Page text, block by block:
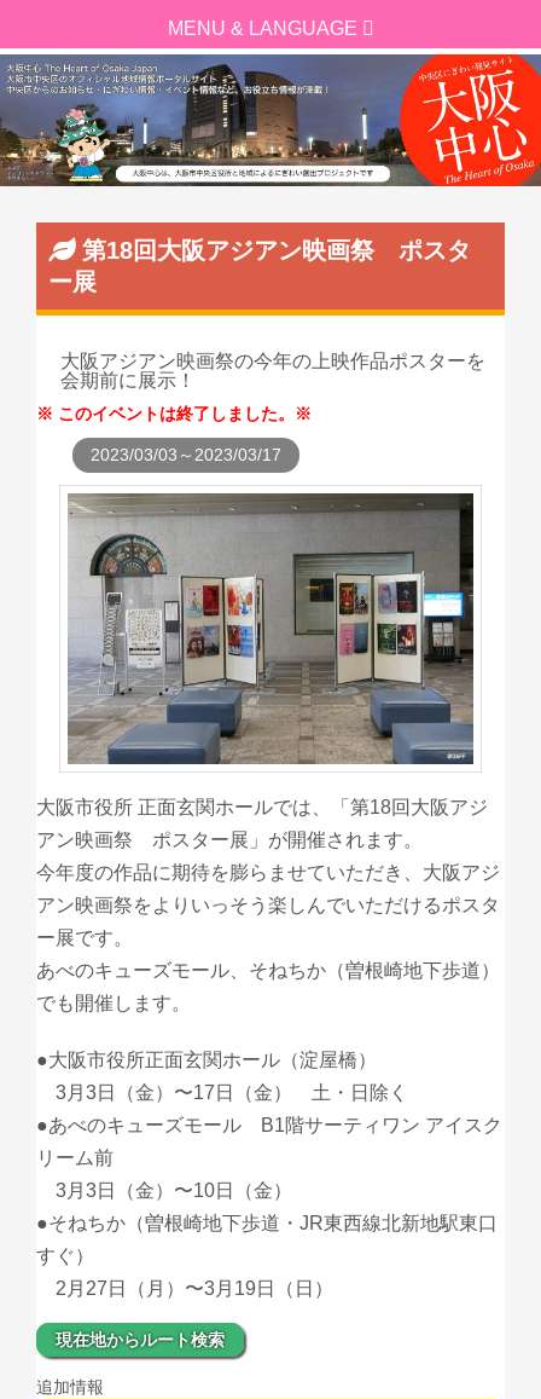
第18回大阪アジアン映画祭 ポスタ
ー展
大阪アジアン映画祭の今年の上映作品ポスターを
会期前に展示！
このイベントは終了しました。
2023/03/03～2023/03/17
大阪市役所 正面玄関ホールでは、「第18回大阪アジ
アン映画祭 ポスター展」が開催されます。
今年度の作品に期待を膨らませていただき、大阪アジ
アン映画祭をよりいっそう楽しんでいただけるポスタ
ー展です。
あべのキューズモール、そねちか（曽根崎地下歩道）
でも開催します。
●大阪市役所正面玄関ホール（淀屋橋）
3月3日（金）〜17日（金） 土・日除く
●あべのキューズモール B1階サーティワン アイスク
リーム前
3月3日（金）〜10日（金）
●そねちか（曽根崎地下歩道・JR東西線北新地駅東口
すぐ）
2月27日（月）〜3月19日（日）
現在地からルート検索
追加情報